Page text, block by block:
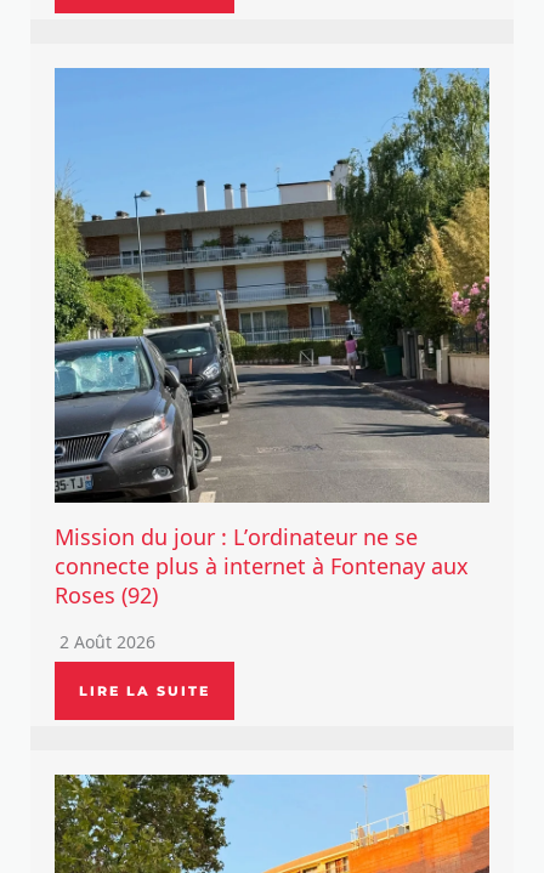
Mission du jour : L’ordinateur ne se
connecte plus à internet à Fontenay aux
Roses (92)
2 Août 2026
LIRE LA SUITE